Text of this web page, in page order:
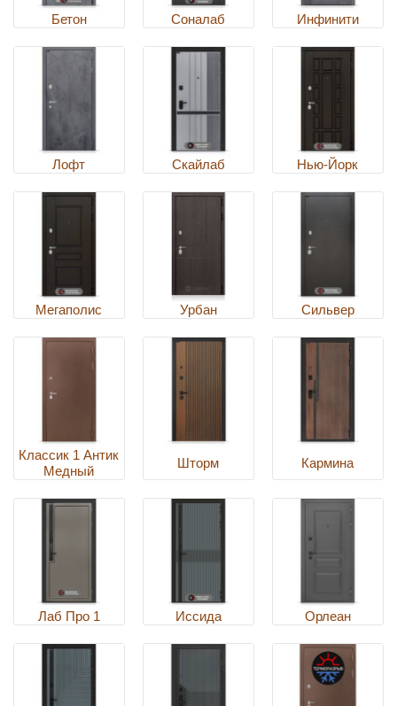
Бетон Соналаб Инфинити
Лофт Скайлаб Нью-Йорк
Мегаполис Урбан Сильвер
Классик 1 Антик
Медный
Шторм Кармина
Лаб Про 1 Иссида Орлеан